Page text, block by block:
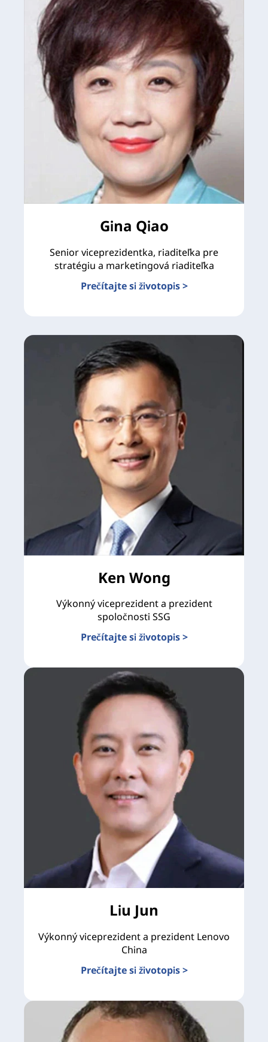
Gina Qiao
Senior viceprezidentka, riaditeľka pre
stratégiu a marketingová riaditeľka
Prečítajte si životopis >
Ken Wong
Výkonný viceprezident a prezident
spoločnosti SSG
Prečítajte si životopis >
Liu Jun
Výkonný viceprezident a prezident Lenovo
China
Prečítajte si životopis >